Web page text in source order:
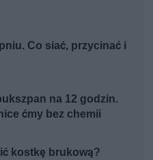
Co siać, przycinać i
na 12 godzin.
ćmy bez chemii
kostkę brukową?